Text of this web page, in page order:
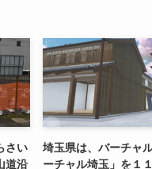
さい
道沿
埼玉県は、バーチャ
ーチャル埼玉」を１